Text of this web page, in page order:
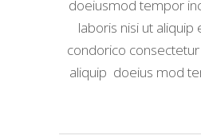
doeiusmod tempor
laboris nisi ut
condorico
aliquip doeius mod